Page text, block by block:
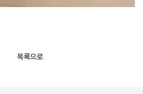
목록으로